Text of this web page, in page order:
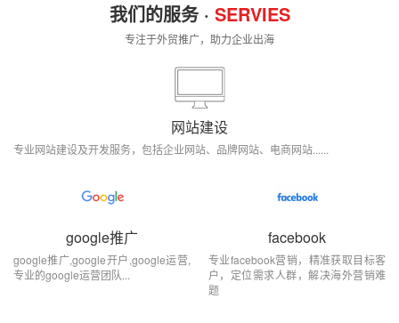
我们的服务 · SERVIES
专注于外贸推广，助力企业出海
网站建设
专业网站建设及开发服务，包括企业网站、品牌网站、电商网站......
google推广
google推广,google开户,google运营,
专业的google运营团队...
facebook
专业facebook营销，精准获取目标客
户，定位需求人群，解决海外营销难
题